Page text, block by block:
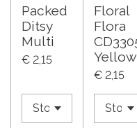
Packed
Ditsy
Multi
€ 2,15
Floral
Flora
Yellow
€ 2,15